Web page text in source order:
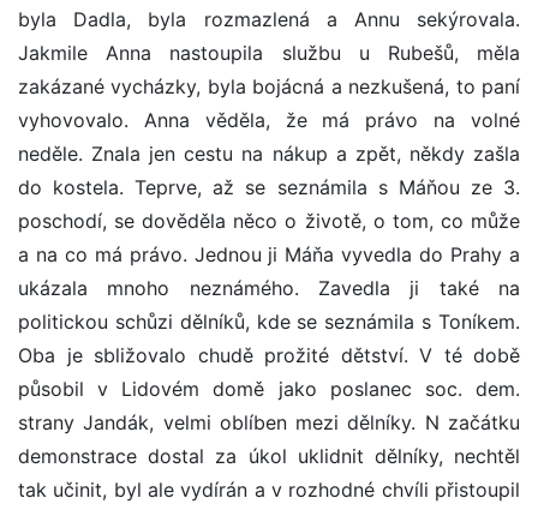
byla Dadla, byla rozmazlená a Annu sekýrovala.
Jakmile Anna nastoupila službu u Rubešů, měla
zakázané vycházky, byla bojácná a nezkušená, to paní
vyhovovalo. Anna věděla, že má právo na volné
neděle. Znala jen cestu na nákup a zpět, někdy zašla
do kostela. Teprve, až se seznámila s Máňou ze 3.
poschodí, se dověděla něco o životě, o tom, co může
a na co má právo. Jednou ji Máňa vyvedla do Prahy a
ukázala mnoho neznámého. Zavedla ji také na
politickou schůzi dělníků, kde se seznámila s Toníkem.
Oba je sbližovalo chudě prožité dětství. V té době
působil v Lidovém domě jako poslanec soc. dem.
strany Jandák, velmi oblíben mezi dělníky. N začátku
demonstrace dostal za úkol uklidnit dělníky, nechtěl
tak učinit, byl ale vydírán a v rozhodné chvíli přistoupil